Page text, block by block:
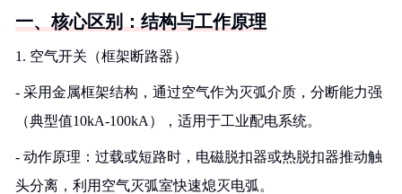
一、核心区别：结构与工作原理
1. 空气开关（框架断路器）
- 采用金属框架结构，通过空气作为灭弧介质，分断能力强
（典型值10kA-100kA），适用于工业配电系统。
- 动作原理：过载或短路时，电磁脱扣器或热脱扣器推动触
头分离，利用空气灭弧室快速熄灭电弧。